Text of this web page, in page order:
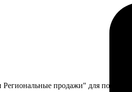
Региональные продажи" для